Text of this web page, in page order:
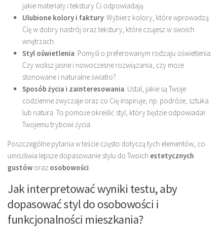
jakie materiały i tekstury Ci odpowiadają.
Ulubione kolory i faktury: Wybierz kolory, które wprowadzą
Cię w dobry nastrój oraz tekstury, które czujesz w swoich
wnętrzach.
Styl oświetlenia: Pomyśl o preferowanym rodzaju oświetlenia.
Czy wolisz jasne i nowoczesne rozwiązania, czy może
stonowane i naturalne światło?
Sposób życia i zainteresowania: Ustal, jakie są Twoje
codzienne zwyczaje oraz co Cię inspiruje, np. podróże, sztuka
lub natura. To pomoże określić styl, który będzie odpowiadał
Twojemu trybowi życia.
Poszczególne pytania w teście często dotyczą tych elementów, co
umożliwia lepsze dopasowanie stylu do Twoich estetycznych
gustów oraz osobowości
Jak interpretować wyniki testu, aby
dopasować styl do osobowości i
funkcjonalności mieszkania?